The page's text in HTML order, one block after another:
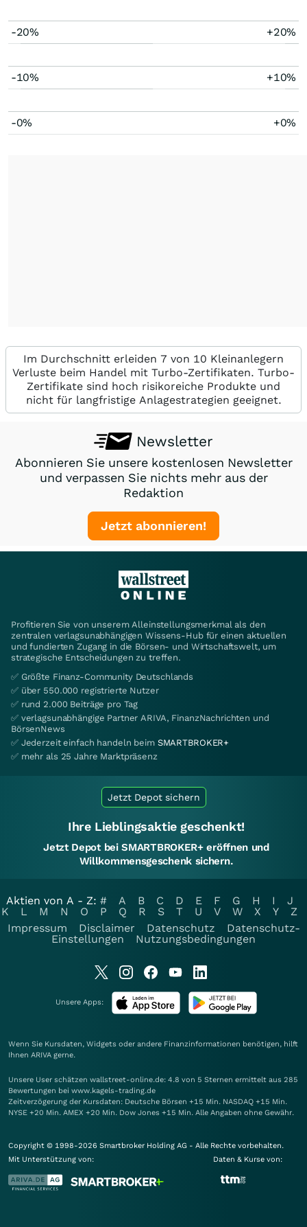
-20% +20%
-10% +10%
-0% +0%
Im Durchschnitt erleiden 7 von 10 Kleinanlegern
Verluste beim Handel mit Turbo-Zertifikaten. Turbo-
Zertifikate sind hoch risikoreiche Produkte und
nicht für langfristige Anlagestrategien geeignet.
Newsletter
Abonnieren Sie unsere kostenlosen Newsletter
und verpassen Sie nichts mehr aus der
Redaktion
Jetzt abonnieren!
Profitieren Sie von unserem Alleinstellungsmerkmal als den
zentralen verlagsunabhängigen Wissens-Hub für einen aktuellen
und fundierten Zugang in die Börsen- und Wirtschaftswelt, um
strategische Entscheidungen zu treffen.
✅ Größte Finanz-Community Deutschlands
✅ über 550.000 registrierte Nutzer
✅ rund 2.000 Beiträge pro Tag
✅ verlagsunabhängige Partner ARIVA, FinanzNachrichten und
BörsenNews
✅ Jederzeit einfach handeln beim SMARTBROKER+
✅ mehr als 25 Jahre Marktpräsenz
Jetzt Depot sichern
Ihre Lieblingsaktie geschenkt!
Jetzt Depot bei SMARTBROKER+ eröffnen und
Willkommensgeschenk sichern.
Aktien von A - Z: # A B C D E F G H I
J
K
L M N O P Q R S T U V W X Y
Z
Impressum
Disclaimer Datenschutz
Datenschutz-
Einstellungen
Nutzungsbedingungen
Unsere Apps:
Wenn Sie Kursdaten, Widgets oder andere Finanzinformationen benötigen, hilft
Ihnen ARIVA gerne.
Unsere User schätzen wallstreet-online.de: 4.8 von 5 Sternen ermittelt aus 285
Bewertungen bei www.kagels-trading.de
Zeitverzögerung der Kursdaten: Deutsche Börsen +15 Min. NASDAQ +15 Min.
NYSE +20 Min. AMEX +20 Min. Dow Jones +15 Min. Alle Angaben ohne Gewähr.
Copyright © 1998-2026 Smartbroker Holding AG - Alle Rechte vorbehalten.
Mit Unterstützung von:
Daten & Kurse von: